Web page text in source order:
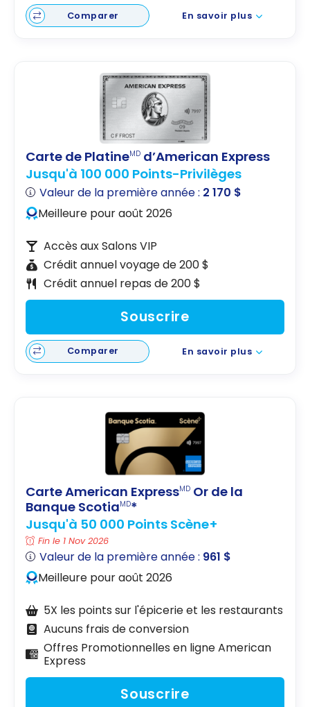
Comparer En savoir plus
Carte de PlatineMD d’American Express
Jusqu'à 100 000 Points-Privilèges
Valeur de la première année : 2 170 $
Meilleure pour août 2026
Accès aux Salons VIP
Crédit annuel voyage de 200 $
Crédit annuel repas de 200 $
Souscrire
Comparer En savoir plus
Carte American ExpressMD Or de la
Banque ScotiaMD*
Jusqu'à 50 000 Points Scène+
Fin le 1 Nov 2026
Valeur de la première année : 961 $
Meilleure pour août 2026
5X les points sur l'épicerie et les restaurants
Aucuns frais de conversion
Offres Promotionnelles en ligne American
Express
Souscrire